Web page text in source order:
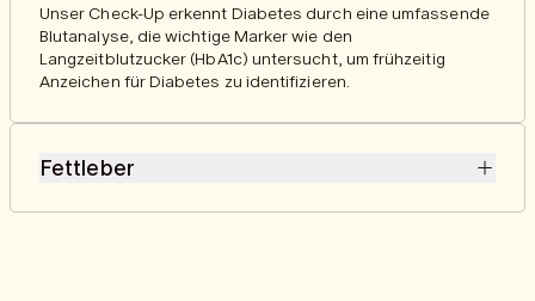
Unser Check-Up erkennt Diabetes durch eine umfassende
Blutanalyse, die wichtige Marker wie den
Langzeitblutzucker (HbA1c) untersucht, um frühzeitig
Anzeichen für Diabetes zu identifizieren.
Fettleber
Unsere Blutanalyse kann Anzeichen einer Fettleber